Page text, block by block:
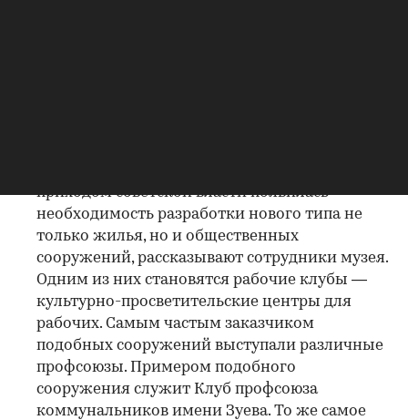
приходом советской власти появилась
необходимость разработки нового типа не
только жилья, но и общественных
сооружений, рассказывают сотрудники музея.
Одним из них становятся рабочие клубы —
культурно-просветительские центры для
рабочих. Самым частым заказчиком
подобных сооружений выступали различные
профсоюзы. Примером подобного
сооружения служит Клуб профсоюза
коммунальников имени Зуева. То же самое